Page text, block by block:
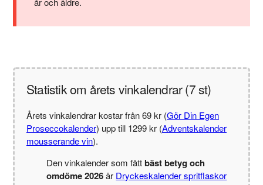
Statistik om årets vinkalendrar (7 st)
Årets vinkalendrar kostar från 69 kr (Gör Din Egen
Proseccokalender) upp till 1299 kr (Adventskalender
mousserande vin).
Den vinkalender som fåttbäst betyg och
omdöme 2026är Dryckeskalender spritflaskor